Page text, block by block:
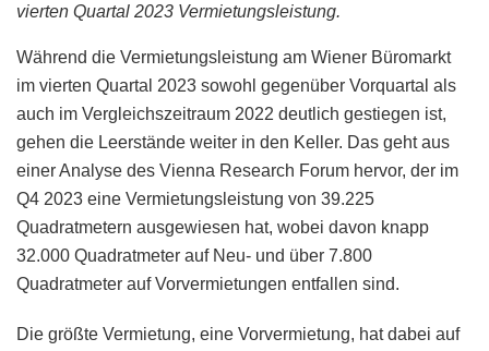
vierten Quartal 2023 Vermietungsleistung.
Während die Vermietungsleistung am Wiener Büromarkt
im vierten Quartal 2023 sowohl gegenüber Vorquartal als
auch im Vergleichszeitraum 2022 deutlich gestiegen ist,
gehen die Leerstände weiter in den Keller. Das geht aus
einer Analyse des Vienna Research Forum hervor, der im
Q4 2023 eine Vermietungsleistung von 39.225
Quadratmetern ausgewiesen hat, wobei davon knapp
32.000 Quadratmeter auf Neu- und über 7.800
Quadratmeter auf Vorvermietungen entfallen sind.
Die größte Vermietung, eine Vorvermietung, hat dabei auf